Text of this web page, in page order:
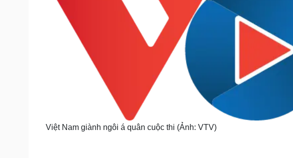
Ăn sạch sống khỏe
Cải chính
Việt Nam giành ngôi á quân cuộc thi (Ảnh: VTV)